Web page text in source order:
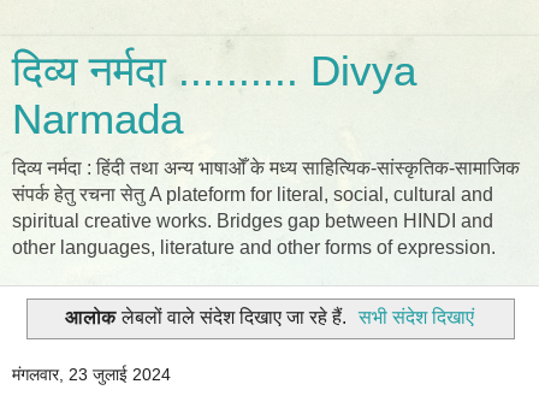
दिव्य नर्मदा .......... Divya
Narmada
दिव्य नर्मदा : हिंदी तथा अन्य भाषाओँ के मध्य साहित्यिक-सांस्कृतिक-सामाजिक
संपर्क हेतु रचना सेतु A plateform for literal, social, cultural and
spiritual creative works. Bridges gap between HINDI and
other languages, literature and other forms of expression.
आलोकलेबलों वाले संदेश दिखाए जा रहे हैं. सभी संदेश दिखाएं
मंगलवार, 23 जुलाई 2024